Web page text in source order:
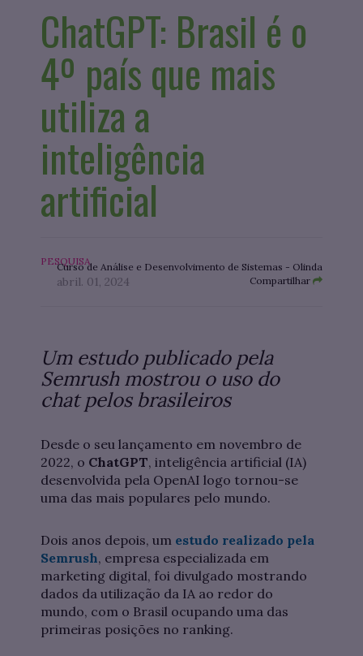
ChatGPT: Brasil é o
4º país que mais
utiliza a
inteligência
artificial
PESQUISA
Curso de Análise e Desenvolvimento de Sistemas - Olinda
abril. 01, 2024 Compartilhar
Um estudo publicado pela
Semrush mostrou o uso do
chat pelos brasileiros
Desde o seu lançamento em novembro de
2022, o ChatGPT, inteligência artificial (IA)
desenvolvida pela OpenAI logo tornou-se
uma das mais populares pelo mundo.
Dois anos depois, um estudo realizado pela
Semrush, empresa especializada em
marketing digital, foi divulgado mostrando
dados da utilização da IA ao redor do
mundo, com o Brasil ocupando uma das
primeiras posições no ranking.